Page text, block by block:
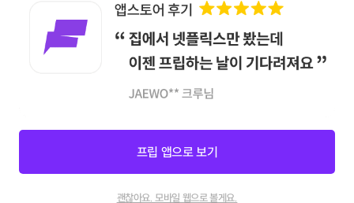
프립 앱으로 보기
괜찮아요. 모바일 웹으로 볼게요.
포인트 3
차기와 찍기
상대방을 가격하는 기술입니다.
기본 차기를 배우고
손끝을 휘둘러 짧게 가격하는
찍기 기술을 배워보세요.
대해 ㈜프렌트립은 일체의 책임을 지지 않습니다.
NICEPAY 안전거래 서비스 : 고객님의 안전거래를 위해 현금 결제 시, 저희 사이트에서 가입한
구매안전 서비스를 이용할 수 있습니다.가입 확인
이용약관
앱 다운로드